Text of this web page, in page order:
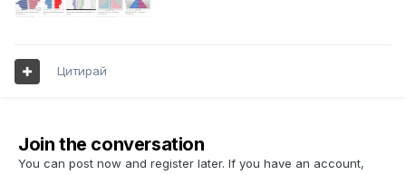
Цитирай
Join the conversation
You can post now and register later. If you have an account,